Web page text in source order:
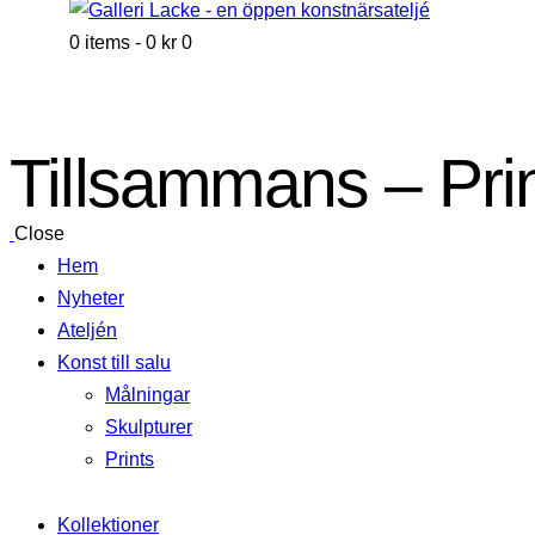
0 items - 0 kr 0
Tillsammans –
Close
Hem
Nyheter
Ateljén
Konst till salu
Målningar
Skulpturer
Prints
Kollektioner